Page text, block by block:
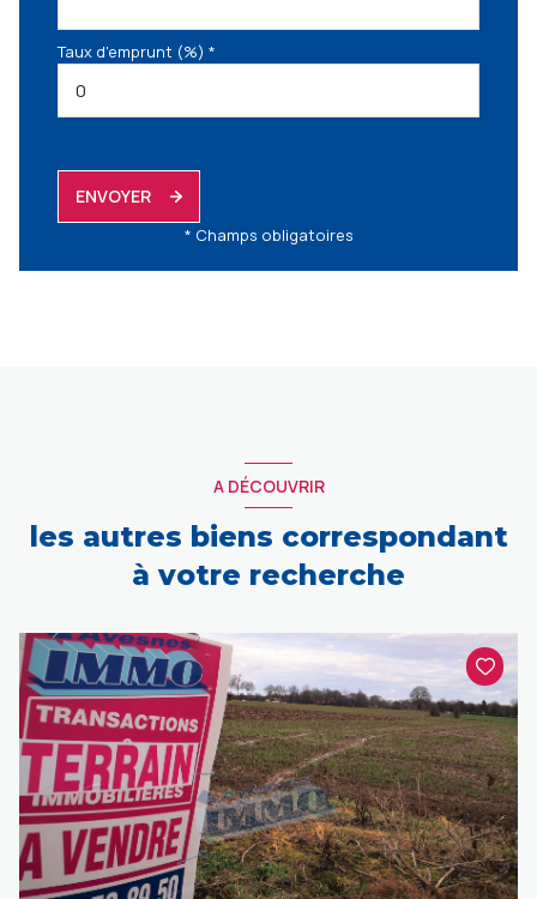
Taux d'emprunt (%) *
ENVOYER
* Champs obligatoires
A DÉCOUVRIR
les autres biens correspondant
à votre recherche